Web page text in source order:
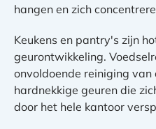
hangen en zich
Keukens en pantry's zijn
geurontwikkeling.
onvoldoende reiniging
hardnekkige geuren die
door het hele kantoor